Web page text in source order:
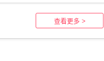
查看更多 >